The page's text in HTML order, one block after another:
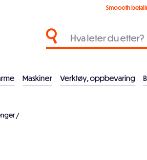
Smoooth
Maskiner Verktøy, oppbevaring
/